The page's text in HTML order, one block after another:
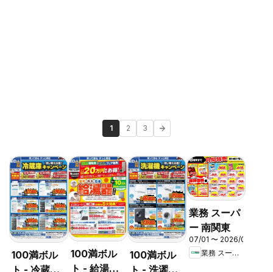
1 2 3
100満ボル
100満ボル
ト - 給湯器
100満ボル
業務 スーパ
ー 南関東
07/01 〜 2026/08/31
業務 スーパー